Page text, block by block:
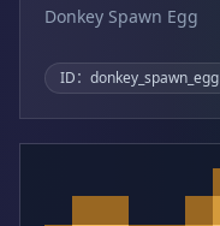
Donkey Spawn Egg
ID：donkey_spawn_egg